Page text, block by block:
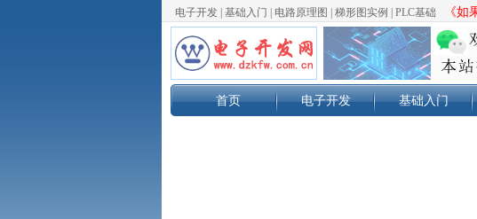
电子开发 基础入门 电路原理图 梯形图实例 PLC基础 《
首页 电子开发 基础入门